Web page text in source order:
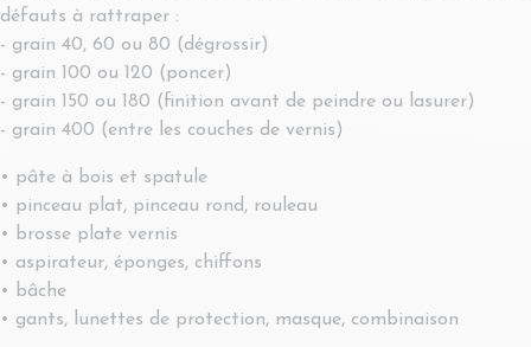
défauts à rattraper :
- grain 40, 60 ou 80 (dégrossir)
- grain 100 ou 120 (poncer)
- grain 150 ou 180 (finition avant de peindre ou lasurer)
- grain 400 (entre les couches de vernis)
• pâte à bois et spatule
• pinceau plat, pinceau rond, rouleau
• brosse plate vernis
• aspirateur, éponges, chiffons
• bâche
• gants, lunettes de protection, masque, combinaison